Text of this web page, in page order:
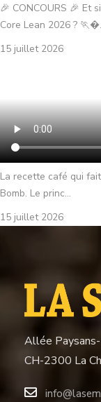
🎉 CONCOURS 🎉 Et
Core Lean 2026 ?
15 juillet 2026
La recette café qui
Bomb. Le princ...
15 juillet 2026
Allée
CH-2300 La